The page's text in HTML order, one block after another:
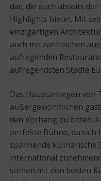
dar, die auch abseits
Highlights bietet. Mit
einzigartigen
auch mit zahlreichen
aufregenden
aufregendsten Städte
Das Hauptanliegen von
außergewöhnlichen
den Vorhang zu bitten.
perfekte Bühne, da sich
spannende kulinarische
international
stehen mit den besten